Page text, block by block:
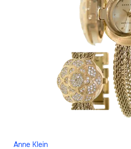
Anne Klein
Авторизация
Каталог
Мужские часы
Женские часы